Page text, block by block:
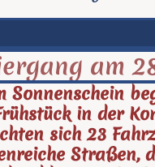
am
Sonnenschein
in der
sich 23
Straßen,